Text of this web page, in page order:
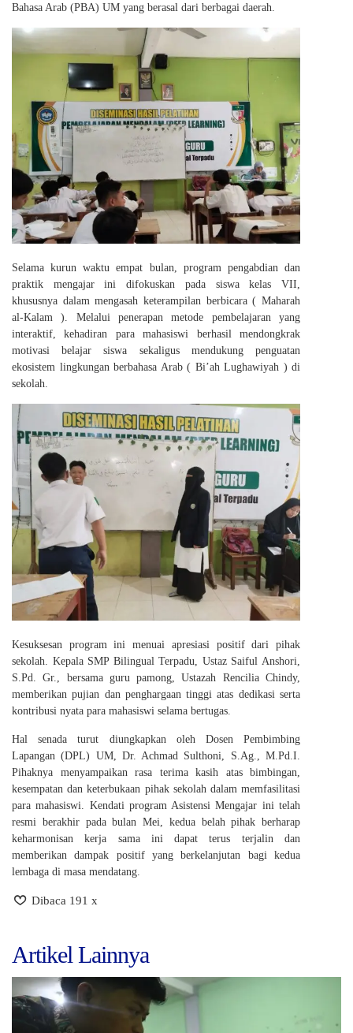
Bahasa Arab (PBA) UM yang berasal dari berbagai daerah.
Selama kurun waktu empat bulan, program pengabdian dan
praktik mengajar ini difokuskan pada siswa kelas VII,
khususnya dalam mengasah keterampilan berbicara ( Maharah
al-Kalam ). Melalui penerapan metode pembelajaran yang
interaktif, kehadiran para mahasiswi berhasil mendongkrak
motivasi belajar siswa sekaligus mendukung penguatan
ekosistem lingkungan berbahasa Arab ( Bi’ah Lughawiyah ) di
sekolah.
Kesuksesan program ini menuai apresiasi positif dari pihak
sekolah. Kepala SMP Bilingual Terpadu, Ustaz Saiful Anshori,
S.Pd. Gr., bersama guru pamong, Ustazah Rencilia Chindy,
memberikan pujian dan penghargaan tinggi atas dedikasi serta
kontribusi nyata para mahasiswi selama bertugas.
Hal senada turut diungkapkan oleh Dosen Pembimbing
Lapangan (DPL) UM, Dr. Achmad Sulthoni, S.Ag., M.Pd.I.
Pihaknya menyampaikan rasa terima kasih atas bimbingan,
kesempatan dan keterbukaan pihak sekolah dalam memfasilitasi
para mahasiswi. Kendati program Asistensi Mengajar ini telah
resmi berakhir pada bulan Mei, kedua belah pihak berharap
keharmonisan kerja sama ini dapat terus terjalin dan
memberikan dampak positif yang berkelanjutan bagi kedua
lembaga di masa mendatang.
Dibaca 191 x
Artikel Lainnya